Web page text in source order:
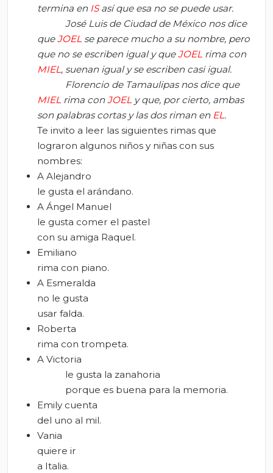
termina en ISasí que esa no se puede usar.
José Luis de Ciudad de México nos dice
queJOEL se parece mucho a su nombre, pero
que no se escriben igual y queJOEL rima con
MIEL, suenan igual y se escriben casi igual.
Florencio de Tamaulipas nos dice que
MIEL rima conJOEL y que, porcierto, ambas
son palabras cortas y las dos riman en EL.
Te invito a leer las siguientes rimas que
lograron algunos niños y niñas con sus
nombres:
A Alejandro
le gusta el arándano.
A Ángel Manuel
le gusta comer el pastel
con su amiga Raquel.
Emiliano
rima con piano.
A Esmeralda
no le gusta
usar falda.
Roberta
rima con trompeta.
A Victoria
le gusta la zanahoria
porque es buena para la memoria.
Emily cuenta
del uno al mil.
Vania
quiere ir
a Italia.